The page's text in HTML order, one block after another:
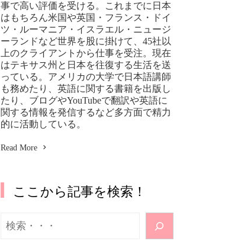
事で高い評価を受ける。これまでに日本
はもちろん米国や英国・フランス・ドイ
ツ・ルーマニア・イスラエル・ニュージ
ーランドなど世界を股に掛けて、45社以
上のクライアントから仕事を受注。現在
はテキサス州と日本を往復する生活を送
っている。アメリカの大学で日本語講師
も務めたり、英語に関する書籍を出版し
たり、ブログやYouTubeで翻訳や英語に
関する情報を発信するなど多方面で精力
的に活動している。
Read More
ここから記事を検索！
索